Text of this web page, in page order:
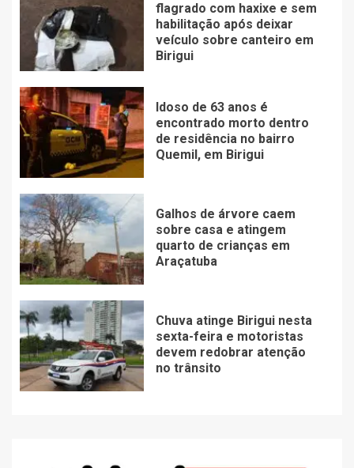
flagrado com haxixe e sem
habilitação após deixar
veículo sobre canteiro em
Birigui
Idoso de 63 anos é
encontrado morto dentro
de residência no bairro
Quemil, em Birigui
Galhos de árvore caem
sobre casa e atingem
quarto de crianças em
Araçatuba
Chuva atinge Birigui nesta
sexta-feira e motoristas
devem redobrar atenção
no trânsito